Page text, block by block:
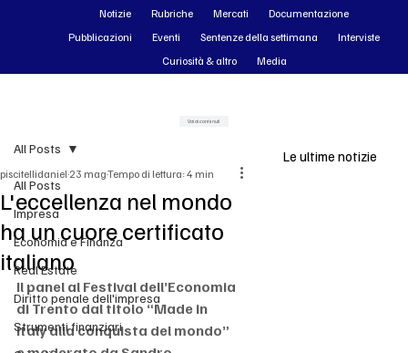
All Posts
Impresa
Economia e Finanza
Real Estate
Diritto penale dell'impresa
Strumenti finanziari
All Posts
L'eccellenza nel mondo
ha un cuore certificato
italiano
piscitellidaniel 23 magTempo di lettura: 4 min
Il panel al Festival dell’Economia
di Trento dal titolo “Made in
Italy alla conquista del mondo”
Le ultime notizie
Notizie Rubriche Mercati
Documentazione
Pubblicazioni
Eventi Sentenze della settimana
Interviste
Curiosità & altro
Media
Vai ai contenuti